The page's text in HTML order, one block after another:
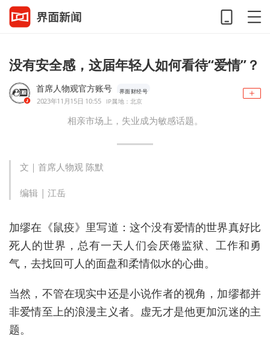
没有安全感，这届年轻人如何看待“爱情”？
首席人物观官方账号 界面财经号
2023年11月15日 10:55 IP属地：北京
相亲市场上，失业成为敏感话题。
文｜ 首席人物观 陈默
编辑 | 江岳
加缪在《鼠疫》里写道：这个没有爱情的世界真好比
死人的世界，总有一天人们会厌倦监狱、工作和勇
气，去找回可人的面盘和柔情似水的心曲。
当然，不管在现实中还是小说作者的视角，加缪都并
非爱情至上的浪漫主义者。虚无才是他更加沉迷的主
题。